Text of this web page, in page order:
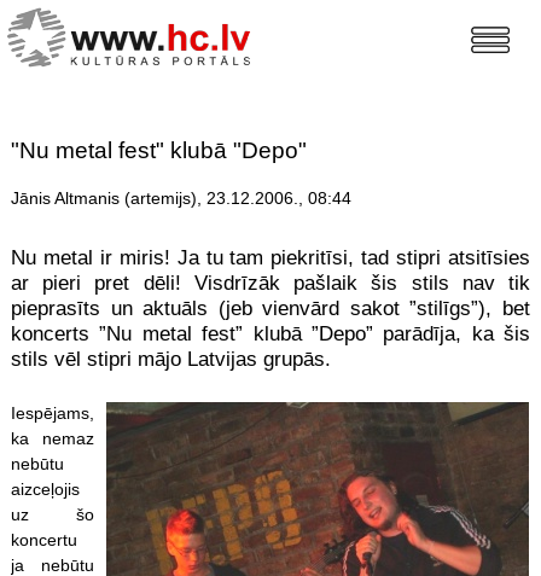
"Nu metal fest" klubā "Depo"
Jānis Altmanis (artemijs), 23.12.2006., 08:44
Nu metal ir miris! Ja tu tam piekritīsi, tad stipri atsitīsies
ar pieri pret dēli! Visdrīzāk pašlaik šis stils nav tik
pieprasīts un aktuāls (jeb vienvārd sakot ”stilīgs”), bet
koncerts ”Nu metal fest” klubā ”Depo” parādīja, ka šis
stils vēl stipri mājo Latvijas grupās.
Iespējams,
ka nemaz
nebūtu
aizceļojis
uz šo
koncertu
ja nebūtu